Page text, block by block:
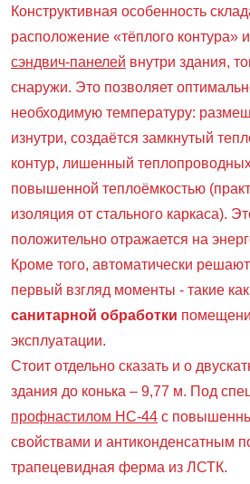
Конструктивная особенность
расположение «тёплого контура»
сэндвич-панелей внутри здания,
снаружи. Это позволяет
необходимую температуру:
изнутри, создаётся замкнутый
контур, лишенный
повышенной теплоёмкостью
изоляция от стального каркаса).
положительно отражается на
Кроме того, автоматически
первый взгляд моменты - такие как
санитарной обработки
эксплуатации.
Стоит отдельно сказать и о
здания до конька – 9,77 м. Под
профнастилом НС-44 с
свойствами и антиконденсатным
трапецевидная ферма из ЛСТК.